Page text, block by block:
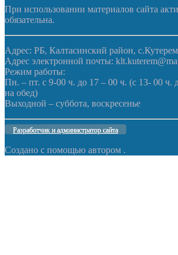
При использовании материалов сайта
обязательна.
Адрес: РБ, Калтасинский район,
Адрес электронной почты:
Режим работы:
Пн. – пт. с 9-00 ч. до 17 – 00 ч. (с 13- 00 ч.
на обед)
Выходной – суббота, воскресенье
Разработчик и администратор сайта
Создано с помощью автором .